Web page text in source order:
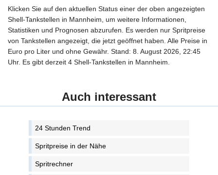
Klicken Sie auf den aktuellen Status einer der oben angezeigten
Shell-Tankstellen in Mannheim, um weitere Informationen,
Statistiken und Prognosen abzurufen. Es werden nur Spritpreise
von Tankstellen angezeigt, die jetzt geöffnet haben. Alle Preise in
Euro pro Liter und ohne Gewähr. Stand: 8. August 2026, 22:45
Uhr. Es gibt derzeit 4 Shell-Tankstellen in Mannheim.
Auch interessant
24 Stunden Trend
Spritpreise in der Nähe
Spritrechner